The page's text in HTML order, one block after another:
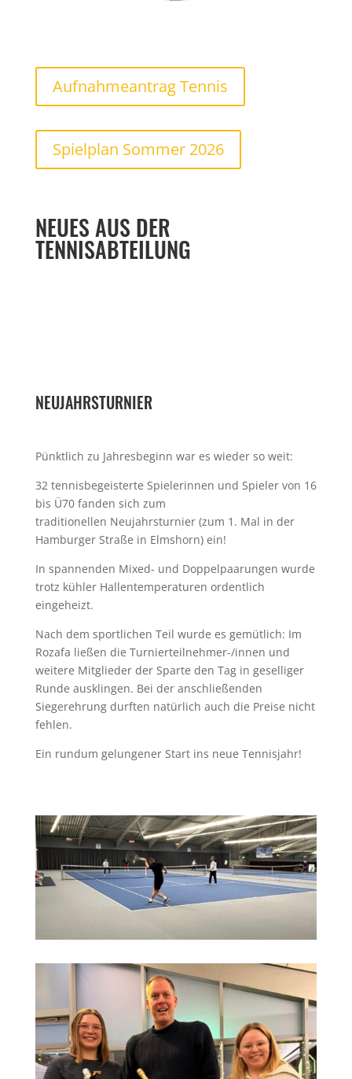
Aufnahmeantrag Tennis
Spielplan Sommer 2026
NEUES AUS DER
TENNISABTEILUNG
NEUJAHRSTURNIER
Pünktlich zu Jahresbeginn war es wieder so weit:
32 tennisbegeisterte Spielerinnen und Spieler von 16
bis Ü70 fanden sich zum
traditionellen Neujahrsturnier (zum 1. Mal in der
Hamburger Straße in Elmshorn) ein!
In spannenden Mixed- und Doppelpaarungen wurde
trotz kühler Hallentemperaturen ordentlich
eingeheizt.
Nach dem sportlichen Teil wurde es gemütlich: Im
Rozafa ließen die Turnierteilnehmer-/innen und
weitere Mitglieder der Sparte den Tag in geselliger
Runde ausklingen. Bei der anschließenden
Siegerehrung durften natürlich auch die Preise nicht
fehlen.
Ein rundum gelungener Start ins neue Tennisjahr!